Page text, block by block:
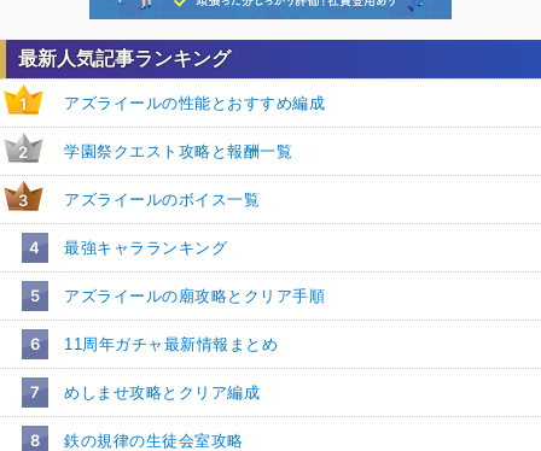
最新人気記事ランキング
1 アズライールの性能とおすすめ編成
2 学園祭クエスト攻略と報酬一覧
3 アズライールのボイス一覧
4 最強キャラランキング
5 アズライールの廟攻略とクリア手順
6 11周年ガチャ最新情報まとめ
7 めしませ攻略とクリア編成
8 鉄の規律の生徒会室攻略